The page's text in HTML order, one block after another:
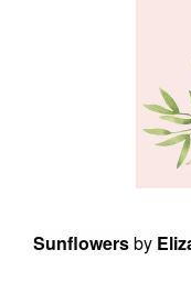
Sunflowersby